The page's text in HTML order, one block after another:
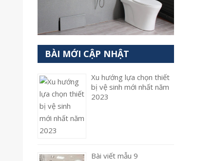
BÀI MỚI CẬP NHẬT
Xu hướng lựa chọn thiết
bị vệ sinh mới nhất năm
2023
Bài viết mẫu 9